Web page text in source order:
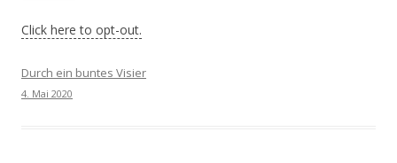
Click here to opt-out.
Durch ein buntes Visier
4. Mai 2020